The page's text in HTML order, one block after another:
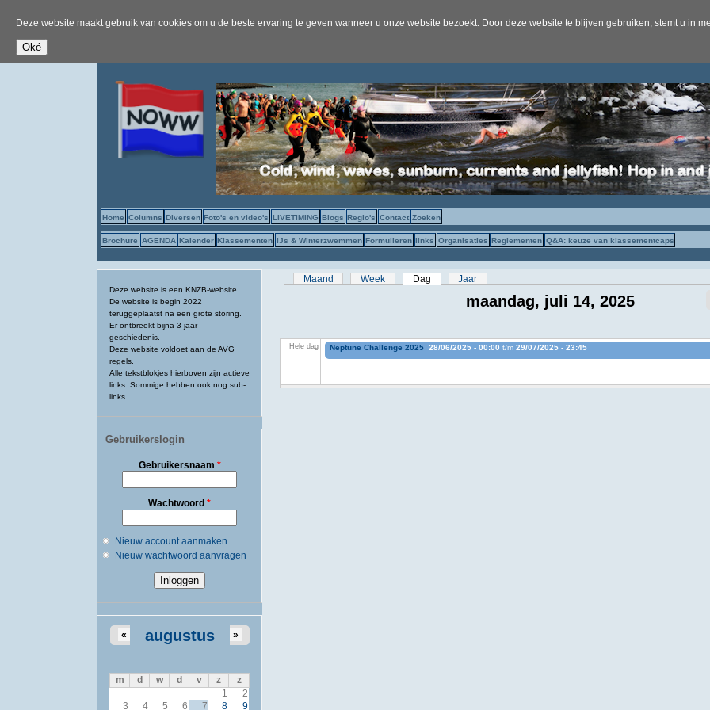
Deze website maakt gebruik van cookies om u de beste ervaring te geven wanneer u onze website bezoekt. Door deze website te blijven gebruiken, stemt u in
Home Columns Diversen Foto's en video's LIVETIMING Blogs Regio's Contact Zoeken
Brochure AGENDA Kalender Klassementen IJs & Winterzwemmen Formulieren links Organisaties Reglementen Q&A: keuze van klassementcaps
Deze website is een KNZB-website.
De website is begin 2022
teruggeplaatst na een grote storing.
Er ontbreekt bijna 3 jaar
geschiedenis.
Deze website voldoet aan de AVG
regels.
Alle tekstblokjes hierboven zijn actieve
links. Sommige hebben ook nog sub-
links.
Gebruikerslogin
Gebruikersnaam *
Wachtwoord *
Nieuw account aanmaken
Nieuw wachtwoord aanvragen
augustus
« »
m d w d v z
z
1
2
3
4 5 6 7 8
9
Primaire tabs
Maand Week Dag (actieve tabblad)
Jaar
maandag, juli 14, 2025
Hele dag Neptune Challenge 2025 28/06/2025 - 00:00 t/m 29/07/2025 - 23:45